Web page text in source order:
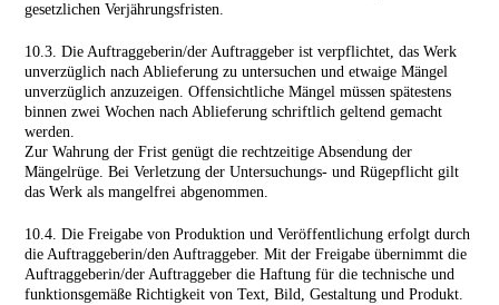
gesetzlichen Verjährungsfristen.
10.3. Die Auftraggeberin/der Auftraggeber ist verpflichtet, das Werk
unverzüglich nach Ablieferung zu untersuchen und etwaige Mängel
unverzüglich anzuzeigen. Offensichtliche Mängel müssen spätestens
binnen zwei Wochen nach Ablieferung schriftlich geltend gemacht
werden.
Zur Wahrung der Frist genügt die rechtzeitige Absendung der
Mängelrüge. Bei Verletzung der Untersuchungs- und Rügepflicht gilt
das Werk als mangelfrei abgenommen.
10.4. Die Freigabe von Produktion und Veröffentlichung erfolgt durch
die Auftraggeberin/den Auftraggeber. Mit der Freigabe übernimmt die
Auftraggeberin/der Auftraggeber die Haftung für die technische und
funktionsgemäße Richtigkeit von Text, Bild, Gestaltung und Produkt.